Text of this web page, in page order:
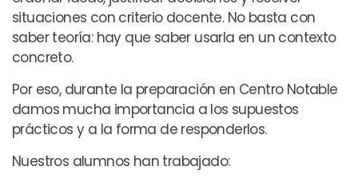
situaciones con criterio docente. No basta con
saber teoría: hay que saber usarla en un contexto
concreto.
Por eso, durante la preparación en Centro Notable
damos mucha importancia a los supuestos
prácticos y a la forma de responderlos.
Nuestros alumnos han trabajado: